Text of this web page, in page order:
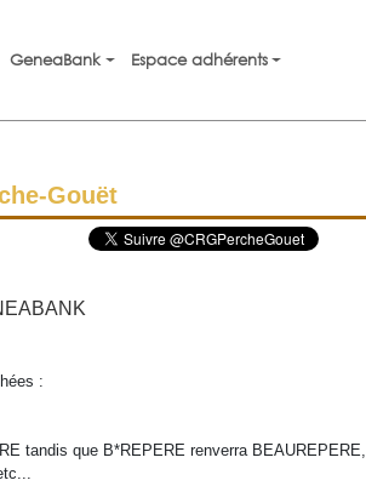
GeneaBank Espace adhérents
Gouët
:
tandis que B*REPERE renverra BEAUREPERE,